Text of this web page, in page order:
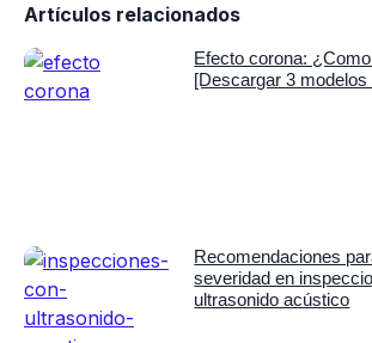
Artículos relacionados
Efecto corona:
[Descargar 3 modelos
Recomendaciones
severidad en
ultrasonido acústico